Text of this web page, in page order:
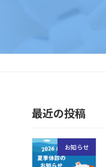
最近の投稿
お知らせ